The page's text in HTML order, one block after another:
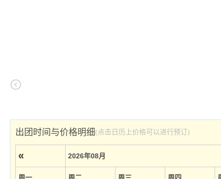
出团时间与价格明细(点击日历上价格可以进行预订)
« 2026年08月